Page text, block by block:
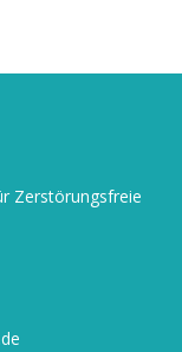
Zerstörungsfreie